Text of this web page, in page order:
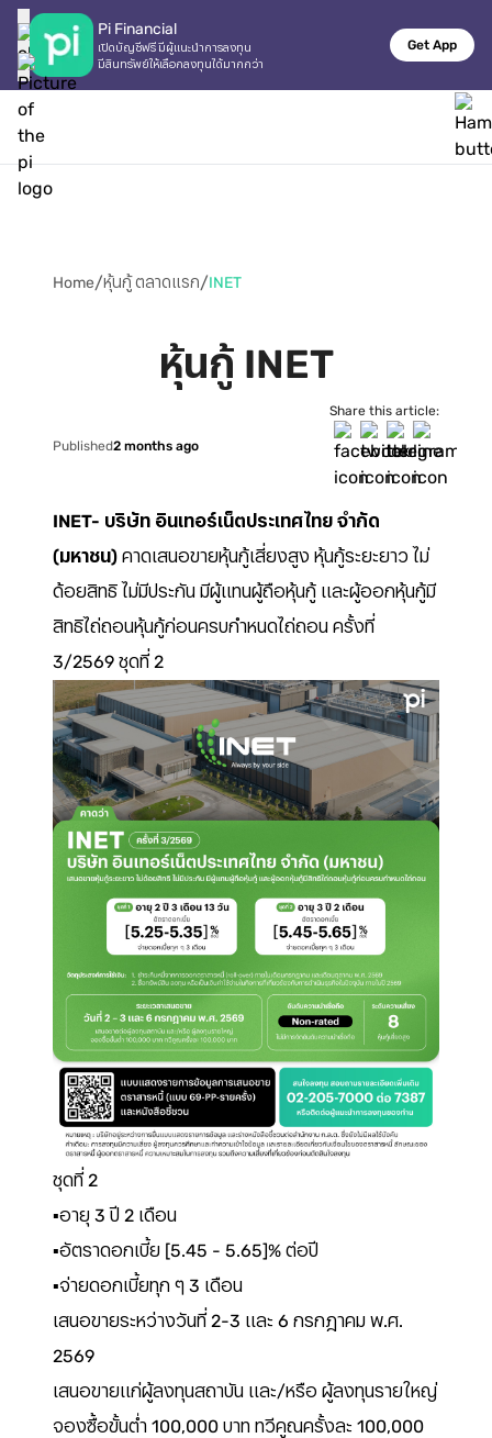
Pi Financial
เปิดบัญชีฟรี มีผู้แนะนำการลงทุน
มีสินทรัพย์ให้เลือกลงทุนได้มากกว่า
Get App
Home/หุ้นกู้ ตลาดแรก/INET
หุ้นกู้ INET
Published2 months ago
Share this article:
INET- บริษัท อินเทอร์เน็ตประเทศไทย จำกัด
(มหาชน) คาดเสนอขายหุ้นกู้เสี่ยงสูง หุ้นกู้ระยะยาว ไม่
ด้อยสิทธิ ไม่มีประกัน มีผู้แทนผู้ถือหุ้นกู้ และผู้ออกหุ้นกู้มี
สิทธิไถ่ถอนหุ้นกู้ก่อนครบกำหนดไถ่ถอน ครั้งที่
3/2569 ชุดที่ 2
ชุดที่ 2
▪️อายุ 3 ปี 2 เดือน
▪️อัตราดอกเบี้ย [5.45 - 5.65]% ต่อปี
▪️จ่ายดอกเบี้ยทุก ๆ 3 เดือน
เสนอขายระหว่างวันที่ 2-3 และ 6 กรกฎาคม พ.ศ.
2569
เสนอขายแก่ผู้ลงทุนสถาบัน และ/หรือ ผู้ลงทุนรายใหญ่
จองซื้อขั้นต่ำ 100,000 บาท ทวีคูณครั้งละ 100,000